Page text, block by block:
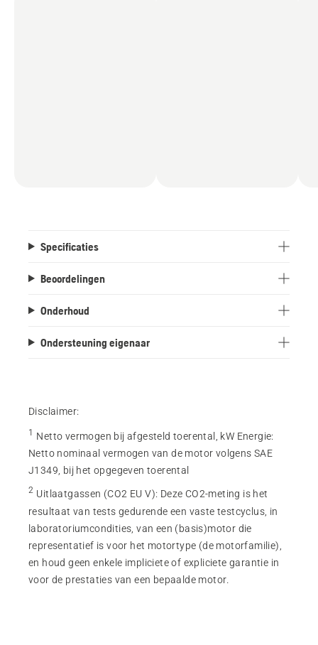
Specificaties
Beoordelingen
Onderhoud
Ondersteuning eigenaar
Disclaimer:
1 Netto vermogen bij afgesteld toerental, kW Energie:
Netto nominaal vermogen van de motor volgens SAE
J1349, bij het opgegeven toerental
2 Uitlaatgassen (CO2 EU V): Deze CO2-meting is het
resultaat van tests gedurende een vaste testcyclus, in
laboratoriumcondities, van een (basis)motor die
representatief is voor het motortype (de motorfamilie),
en houd geen enkele impliciete of expliciete garantie in
voor de prestaties van een bepaalde motor.